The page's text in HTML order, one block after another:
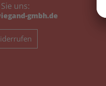
uns:
gmbh.de